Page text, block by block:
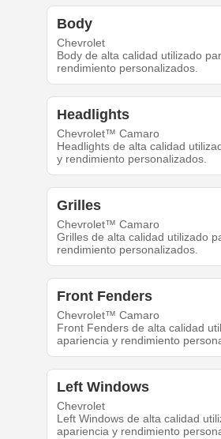
Body
Chevrolet
Body de alta calidad utilizado
rendimiento personalizados.
Headlights
Chevrolet™ Camaro
Headlights de alta calidad
y rendimiento personalizados.
Grilles
Chevrolet™ Camaro
Grilles de alta calidad utilizado
rendimiento personalizados.
Front Fenders
Chevrolet™ Camaro
Front Fenders de alta calidad
apariencia y rendimiento
Left Windows
Chevrolet
Left Windows de alta calidad
apariencia y rendimiento